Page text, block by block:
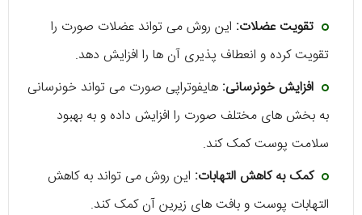
تقویت عضلات: این روش می تواند عضلات صورت را
تقویت کرده و انعطاف پذیری آن ها را افزایش دهد.
افزایش خونرسانی: هایفوتراپی صورت می تواند خونرسانی
به بخش های مختلف صورت را افزایش داده و به بهبود
سلامت پوست کمک کند.
کمک به کاهش التهابات: این روش می تواند به کاهش
التهابات پوست و بافت های زیرین آن کمک کند.